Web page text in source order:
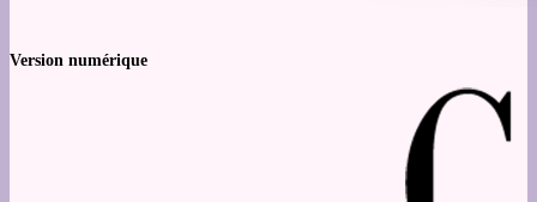
Version numérique